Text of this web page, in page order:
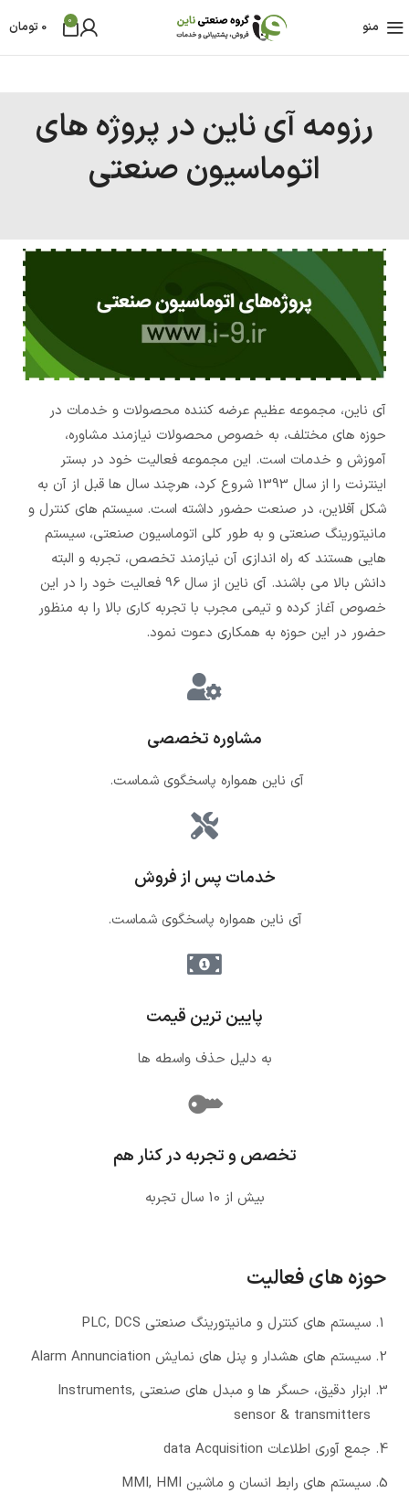
منو 0
0 تومان
رزومه آی ناین در پروژه های
اتوماسیون صنعتی
آی ناین، مجموعه عظیم عرضه کننده محصولات و خدمات در
حوزه های مختلف، به خصوص محصولات نیازمند مشاوره،
آموزش و خدمات است. این مجموعه فعالیت خود در بستر
اینترنت را از سال 1393 شروع کرد، هرچند سال ها قبل از آن به
شکل آفلاین، در صنعت حضور داشته است. سیستم های کنترل و
مانیتورینگ صنعتی و به طور کلی اتوماسیون صنعتی، سیستم
هایی هستند که راه اندازی آن نیازمند تخصص، تجربه و البته
دانش بالا می باشند. آی ناین از سال 96 فعالیت خود را در این
خصوص آغاز کرده و تیمی مجرب با تجربه کاری بالا را به منظور
حضور در این حوزه به همکاری دعوت نمود.
مشاوره تخصصی
آی ناین همواره پاسخگوی شماست.
خدمات پس از فروش
آی ناین همواره پاسخگوی شماست.
پایین ترین قیمت
به دلیل حذف واسطه ها
تخصص و تجربه در کنار هم
بیش از 10 سال تجربه
حوزه های فعالیت
سیستم های کنترل و مانیتورینگ صنعتی PLC, DCS
سیستم های هشدار و پنل های نمایش Alarm Annunciation
ابزار دقیق، حسگر ها و مبدل های صنعتی Instruments,
sensor & transmitters
جمع آوری اطلاعات data Acquisition
سیستم های رابط انسان و ماشین MMI, HMI